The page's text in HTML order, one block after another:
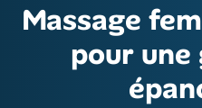
Massage
pour une